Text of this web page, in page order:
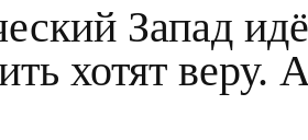
Запад
хотят